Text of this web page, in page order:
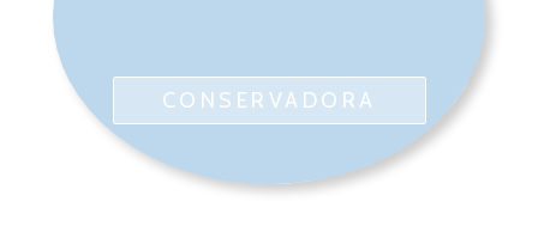
CONSERVADORA